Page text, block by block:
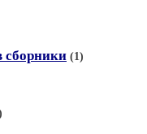
сборники (1)